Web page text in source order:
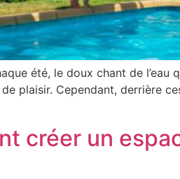
été, le doux chant de
plaisir. Cependant, derrière
créer un